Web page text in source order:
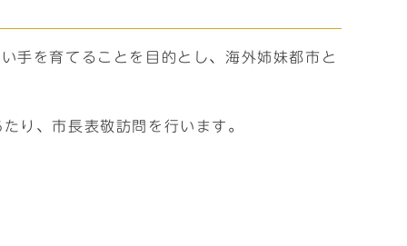
手を育てることを目的とし、海外姉妹都市と
、市長表敬訪問を行います。